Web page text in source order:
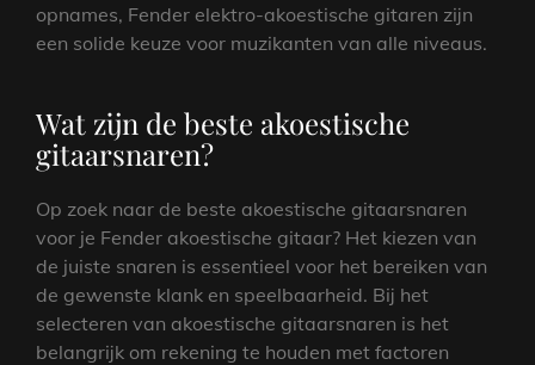
opnames, Fender elektro-akoestische gitaren zijn
een solide keuze voor muzikanten van alle niveaus.
Wat zijn de beste akoestische
gitaarsnaren?
Op zoek naar de beste akoestische gitaarsnaren
voor je Fender akoestische gitaar? Het kiezen van
de juiste snaren is essentieel voor het bereiken van
de gewenste klank en speelbaarheid. Bij het
selecteren van akoestische gitaarsnaren is het
belangrijk om rekening te houden met factoren